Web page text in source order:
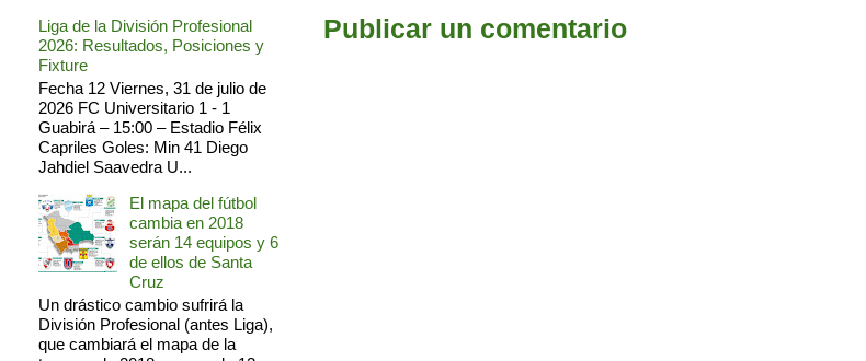
Publicar un comentario
Liga de la División Profesional
2026: Resultados, Posiciones y
Fixture
Fecha 12 Viernes, 31 de julio de
2026 FC Universitario 1 - 1
Guabirá – 15:00 – Estadio Félix
Capriles Goles: Min 41 Diego
Jahdiel Saavedra U...
El mapa del fútbol
cambia en 2018
serán 14 equipos y 6
de ellos de Santa
Cruz
Un drástico cambio sufrirá la
División Profesional (antes Liga),
que cambiará el mapa de la